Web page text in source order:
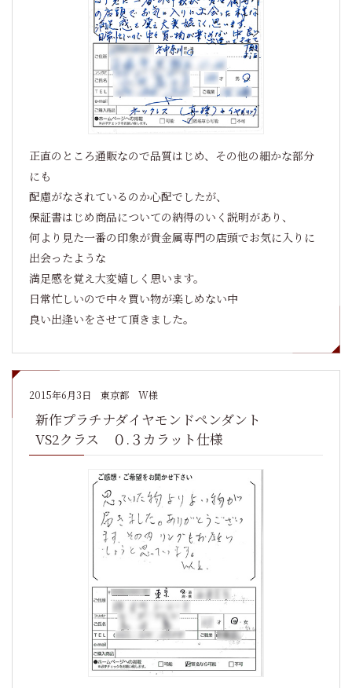
正直のところ通販なので品質はじめ、その他の細かな部分
にも
配慮がなされているのか心配でしたが、
保証書はじめ商品についての納得のいく説明があり、
何より見た一番の印象が貴金属専門の店頭でお気に入りに
出会ったような
満足感を覚え大変嬉しく思います。
日常忙しいので中々買い物が楽しめない中
良い出逢いをさせて頂きました。
2015年6月3日 東京都 W様
新作プラチナダイヤモンドペンダント
VS2クラス ０.３カラット仕様